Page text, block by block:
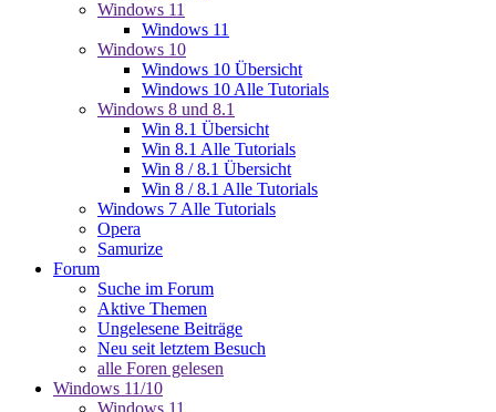
Windows 11
Windows 11
Windows 10
Windows 10 Übersicht
Windows 10 Alle Tutorials
Windows 8 und 8.1
Win 8.1 Übersicht
Win 8.1 Alle Tutorials
Win 8 / 8.1 Übersicht
Win 8 / 8.1 Alle Tutorials
Windows 7 Alle Tutorials
Opera
Samurize
Forum
Suche im Forum
Aktive Themen
Ungelesene Beiträge
Neu seit letztem Besuch
alle Foren gelesen
Windows 11/10
Windows 11